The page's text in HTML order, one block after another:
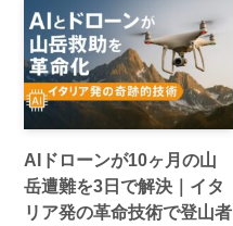
AIドローンが10ヶ月の山
岳遭難を3日で解決｜イタ
リア発の革命技術で登山者